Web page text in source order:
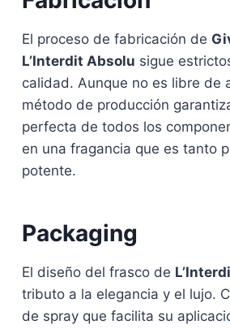
El proceso de fabricación de
L’Interdit Absolu sigue
calidad. Aunque no es libre de
método de producción
perfecta de todos los
en una fragancia que es tanto
potente.
Packaging
El diseño del frasco de
tributo a la elegancia y el lujo.
de spray que facilita su